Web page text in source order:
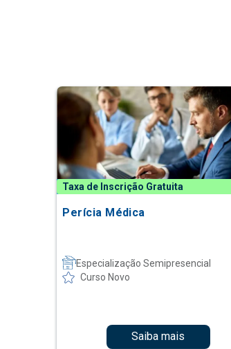
Taxa de Inscrição Gratuita
Perícia Médica
Especialização Semipresencial
Curso Novo
Saiba mais